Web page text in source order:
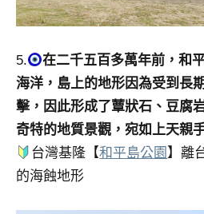
5.
在二千五百多萬年前，和
海洋，島上的地形因為受到長
擊，因此形成了蕈狀石、豆腐
奇特的地質景觀，宛如上天親
台灣基隆【和平島公園 】離
的海蝕地形